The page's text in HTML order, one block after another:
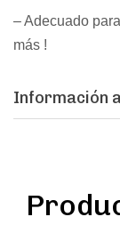
– Adecuado
más !
Información